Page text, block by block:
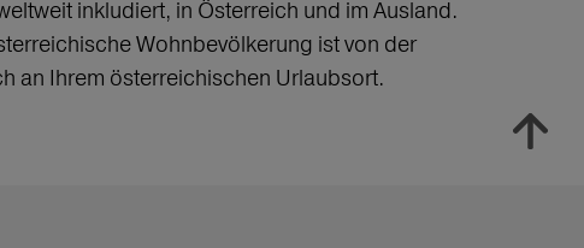
inkludiert, in Österreich und im Ausland.
Wohnbevölkerung ist von der
an Ihrem österreichischen Urlaubsort.